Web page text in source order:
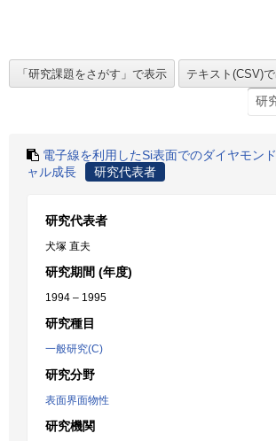
電子線を利用したSi表面でのダイヤモン
ャル成長
研究代表者
研究代表者
犬塚 直夫
研究期間 (年度)
1994 – 1995
研究種目
一般研究(C)
研究分野
表面界面物性
研究機関